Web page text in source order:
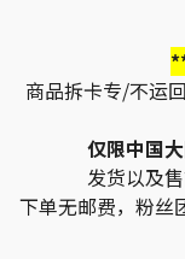
商品拆卡专/不运
仅限中国
发货以及
下单无邮费，粉丝